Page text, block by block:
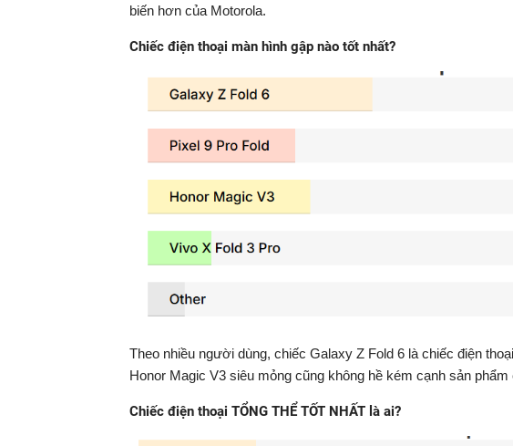
biến hơn của Motorola.
Chiếc điện thoại màn hình gập nào tốt nhất?
Theo nhiều người dùng, chiếc Galaxy Z Fold 6 là chiếc điện
Honor Magic V3 siêu mỏng cũng không hề kém cạnh sản phẩm
Chiếc điện thoại TỔNG THỂ TỐT NHẤT là ai?